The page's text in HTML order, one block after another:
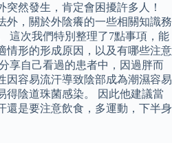
然發生，肯定會困擾許多人！
外，關於外陰癢的一些相關知識務
這次我們特別整理了7點事項，能
情形的形成原因，以及有哪些注意
享自己看過的患者中，因過胖而
因容易流汗導致陰部成為潮濕容易
得陰道珠菌感染。 因此他建議當
還是要注意飲食，多運動，下半身